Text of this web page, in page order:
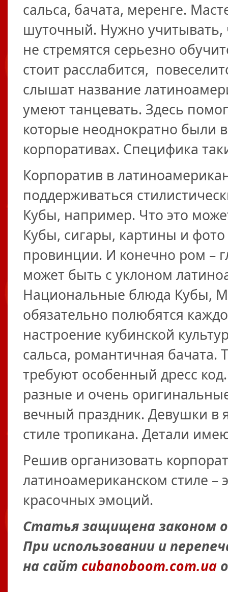
сальса, бачата, меренге.
шуточный. Нужно учитывать,
не стремятся серьезно
стоит расслабится,
слышат название
умеют танцевать. Здесь
которые неоднократно были
корпоративах. Специфика
Корпоратив в
поддерживаться
Кубы, например. Что это
Кубы, сигары, картины и
провинции. И конечно ром –
может быть с уклоном
Национальные блюда Кубы,
обязательно полюбятся
настроение кубинской
сальса, романтичная бачата.
требуют особенный дресс
разные и очень
вечный праздник. Девушки в
стиле тропикана. Детали
Решив организовать
латиноамериканском стиле –
красочных эмоций.
Статья защищена законом
При использовании и
на сайт cubanoboom.com.ua